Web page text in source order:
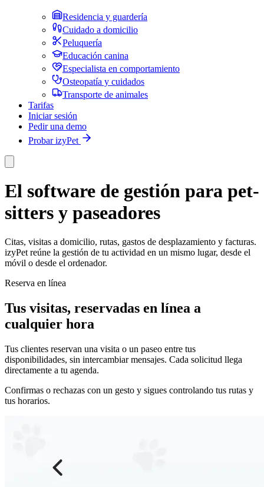
Residencia y guardería
Cuidado a domicilio
Peluquería
Educación canina
Especialista en comportamiento
Osteopatía y cuidados
Transporte de animales
Tarifas
Iniciar sesión
Pedir una demo
Probar izyPet
El software de gestión para pet-
sitters y paseadores
Citas, visitas a domicilio, rutas, gastos de desplazamiento y facturas.
izyPet reúne la gestión de tu actividad en un mismo lugar, desde el
móvil o desde el ordenador.
Reserva en línea
Tus visitas, reservadas en línea a
cualquier hora
Tus clientes reservan una visita o un paseo entre tus
disponibilidades, sin intercambiar mensajes. Cada solicitud llega
directamente a tu agenda.
Confirmas o rechazas con un gesto y sigues controlando tus rutas y
tus horarios.